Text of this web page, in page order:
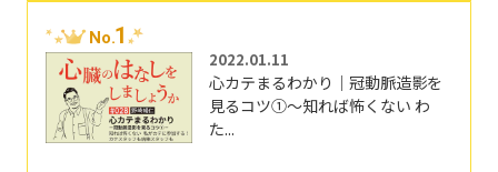
No.1
2022.01.11
心カテまるわかり｜冠動脈造影を
見るコツ①～知れば怖くない わ
た...